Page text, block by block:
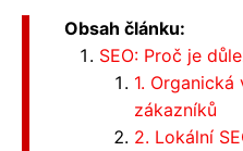
Obsah článku:
SEO: Proč je
1.
zákazníků
2. Lokální